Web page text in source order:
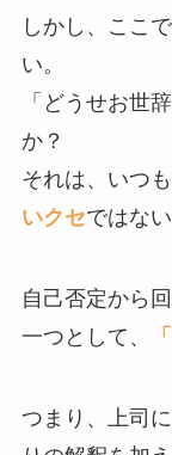
しかし、ここ
い。
「どうせお世
か？
それは、いつ
いクセではな
自己否定から
一つとして、
つまり、上司